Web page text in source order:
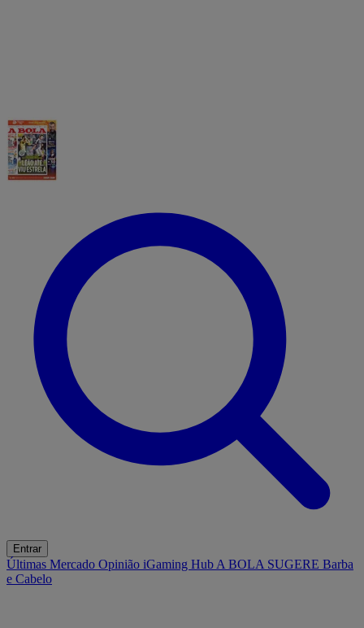
Entrar
Últimas Mercado Opinião iGaming Hub A BOLA SUGERE Barba
e Cabelo